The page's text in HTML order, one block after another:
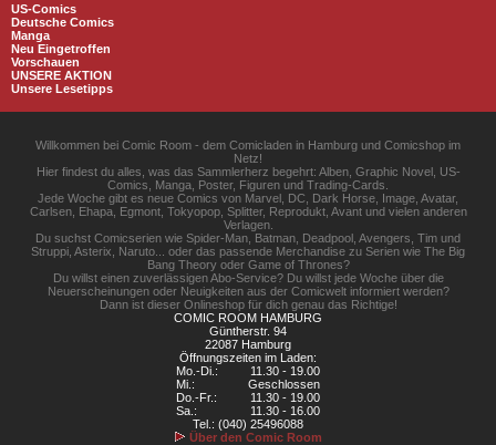
US-Comics
Deutsche Comics
Manga
Neu Eingetroffen
Vorschauen
UNSERE AKTION
Unsere Lesetipps
Willkommen bei Comic Room - dem Comicladen in Hamburg und Comicshop im
Netz!
Hier findest du alles, was das Sammlerherz begehrt: Alben, Graphic Novel, US-
Comics, Manga, Poster, Figuren und Trading-Cards.
Jede Woche gibt es neue Comics von Marvel, DC, Dark Horse, Image, Avatar,
Carlsen, Ehapa, Egmont, Tokyopop, Splitter, Reprodukt, Avant und vielen anderen
Verlagen.
Du suchst Comicserien wie Spider-Man, Batman, Deadpool, Avengers, Tim und
Struppi, Asterix, Naruto... oder das passende Merchandise zu Serien wie The Big
Bang Theory oder Game of Thrones?
Du willst einen zuverlässigen Abo-Service? Du willst jede Woche über die
Neuerscheinungen oder Neuigkeiten aus der Comicwelt informiert werden?
Dann ist dieser Onlineshop für dich genau das Richtige!
COMIC ROOM HAMBURG
Güntherstr. 94
22087 Hamburg
Öffnungszeiten im Laden:
Mo.-Di.:
11.30 - 19.00
Mi.:
Geschlossen
Do.-Fr.:
11.30 - 19.00
Sa.:
11.30 - 16.00
Tel.: (040) 25496088
Über den Comic Room